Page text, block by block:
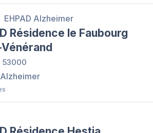
EHPAD Alzheimer
Résidence le Faubourg
53000